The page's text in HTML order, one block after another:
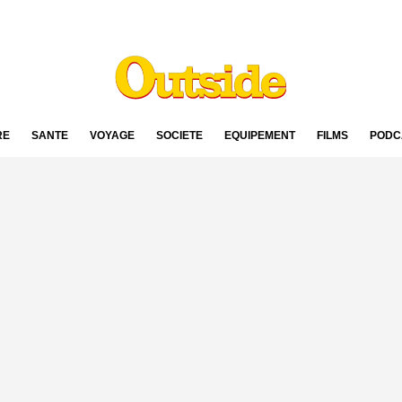
SANTÉ VOYAGE SOCIÉTÉ ÉQUIPEMENT FILMS